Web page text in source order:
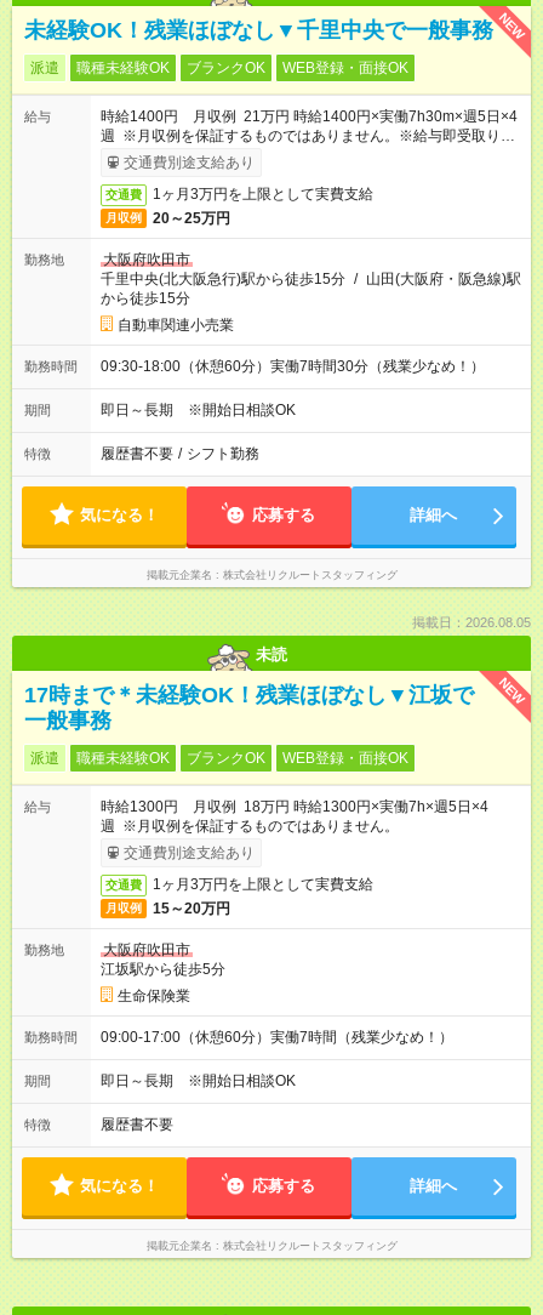
NEW
未経験OK！残業ほぼなし▼千里中央で一般事務
派遣 職種未経験OK ブランクOK WEB登録・面接OK
給与
時給1400円 月収例 21万円 時給1400円×実働7h30m×週5日×4
週 ※月収例を保証するものではありません。※給与即受取りサ
ービス利用可（利用条件有）
交通費別途支給あり
交通費 1ヶ月3万円を上限として実費支給
月収例 20～25万円
勤務地
大阪府吹田市
千里中央(北大阪急行)駅から徒歩15分 / 山田(大阪府・阪急線)駅
から徒歩15分
自動車関連小売業
勤務時間 09:30-18:00（休憩60分）実働7時間30分（残業少なめ！）
期間 即日～長期 ※開始日相談OK
特徴 履歴書不要 / シフト勤務
気になる！ 応募する 詳細へ
掲載元企業名 株式会社リクルートスタッフィング
掲載日：2026.08.05
未読
NEW
17時まで＊未経験OK！残業ほぼなし▼江坂で
一般事務
派遣 職種未経験OK ブランクOK WEB登録・面接OK
給与
時給1300円 月収例 18万円 時給1300円×実働7h×週5日×4
週 ※月収例を保証するものではありません。
交通費別途支給あり
交通費 1ヶ月3万円を上限として実費支給
月収例 15～20万円
勤務地
大阪府吹田市
江坂駅から徒歩5分
生命保険業
勤務時間 09:00-17:00（休憩60分）実働7時間（残業少なめ！）
期間 即日～長期 ※開始日相談OK
特徴 履歴書不要
気になる！ 応募する 詳細へ
掲載元企業名 株式会社リクルートスタッフィング